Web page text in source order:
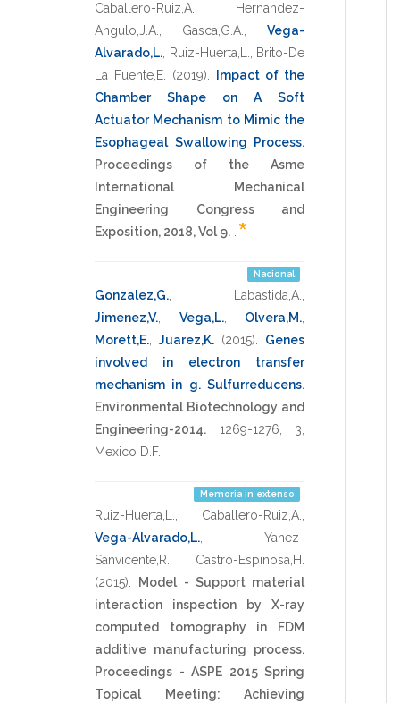
Caballero-Ruiz,A.,
Hernandez-
Angulo,J.A., Gasca,G.A., Vega-
Alvarado,L., Ruiz-Huerta,L., Brito-De
La Fuente,E. (2019).
Impact of the
Chamber Shape on A Soft
Actuator Mechanism to Mimic the
Esophageal Swallowing Process.
Proceedings of the Asme
International Mechanical
Engineering Congress and
Exposition, 2018, Vol 9. . *
Nacional
Gonzalez,G., Labastida,A.,
Jimenez,V., Vega,L., Olvera,M.,
Morett,E., Juarez,K. (2015). Genes
involved in electron transfer
mechanism in g. Sulfurreducens.
Environmental Biotechnology and
Engineering-2014.
1269-1276, 3,
Mexico D.F..
Memoria in extenso
Ruiz-Huerta,L., Caballero-Ruiz,A.,
Vega-Alvarado,L., Yanez-
Sanvicente,R., Castro-Espinosa,H.
(2015).
Model - Support material
interaction inspection by X-ray
computed tomography in FDM
additive manufacturing process.
Proceedings - ASPE 2015 Spring
Topical Meeting: Achieving